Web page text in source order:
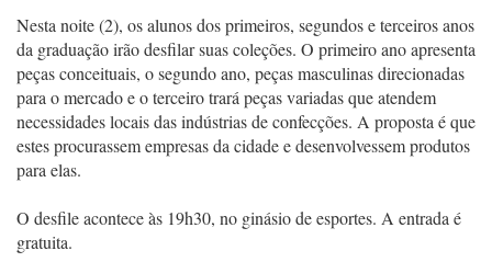
Nesta noite (2), os alunos dos primeiros, segundos e terceiros anos
da graduação irão desfilar suas coleções. O primeiro ano apresenta
peças conceituais, o segundo ano, peças masculinas direcionadas
para o mercado e o terceiro trará peças variadas que atendem
necessidades locais das indústrias de confecções. A proposta é que
estes procurassem empresas da cidade e desenvolvessem produtos
para elas.
O desfile acontece às 19h30, no ginásio de esportes. A entrada é
gratuita.